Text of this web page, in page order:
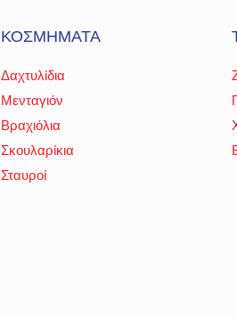
ΚΟΣΜΗΜΑΤΑ
Δαχτυλίδια
Μενταγιόν
Βραχιόλια
Σκουλαρίκια
Σταυροί